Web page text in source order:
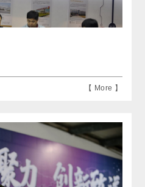
【 More 】